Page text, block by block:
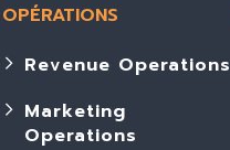
OPÉRATIONS
Revenue Operations
Marketing
Operations